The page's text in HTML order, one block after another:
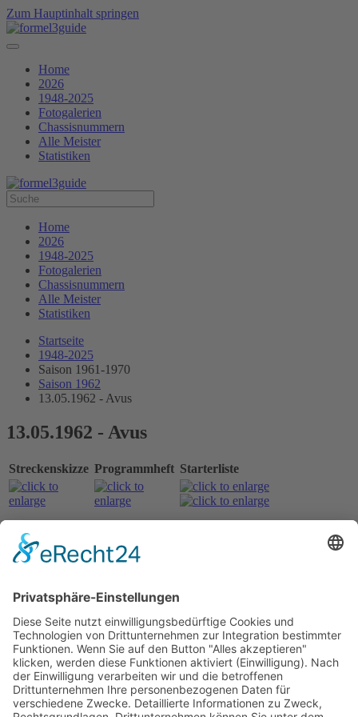
Zum Hauptinhalt springen
Home
2026
1948-2025
Fotogalerien
Chassisnummern
Alle Meister
Statistiken
Home
2026
1948-2025
Fotogalerien
Chassisnummern
Alle Meister
Statistiken
Startseite
1948-2025
Saison 1961-1970
Saison 1962
13.05.1962 - Avus
13.05.1962 - Avus
Streckenskizze Programmheft Starterliste
Alle Ergebnisse:
Nennungsliste Lauf 1
Startaufstellung Lauf 1
Original Zeitnahme
Ergebnis Lauf 1
Original Zeitnahme
Nennungsliste Lauf 2
Startaufstellung Lauf 2
Original Zeitnahme